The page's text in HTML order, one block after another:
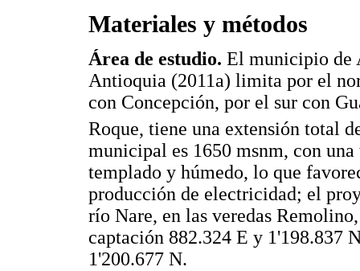
Materiales y métodos
Área de estudio. El municipio de
Antioquia (2011a) limita por el
con Concepción, por el sur con
Roque, tiene una extensión total
municipal es 1650 msnm, con
templado y húmedo, lo que
producción de electricidad; el
río Nare, en las veredas
captación 882.324 E y 1'198.837
1'200.677 N.